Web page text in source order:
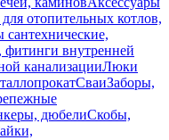
отопительных котлов,
сантехнические,
фитинги внутренней
канализацииЛюки
СваиЗаборы,
дюбелиСкобы,